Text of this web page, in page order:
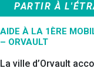
PARTIR À
AIDE À LA 1ÈRE
– ORVAULT
La ville d’Orvault